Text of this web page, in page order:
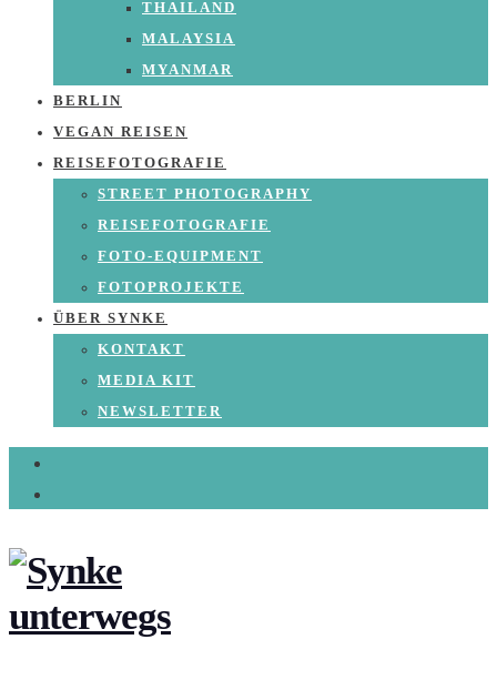
THAILAND
MALAYSIA
MYANMAR
BERLIN
VEGAN REISEN
REISEFOTOGRAFIE
STREET PHOTOGRAPHY
REISEFOTOGRAFIE
FOTO-EQUIPMENT
FOTOPROJEKTE
ÜBER SYNKE
KONTAKT
MEDIA KIT
NEWSLETTER